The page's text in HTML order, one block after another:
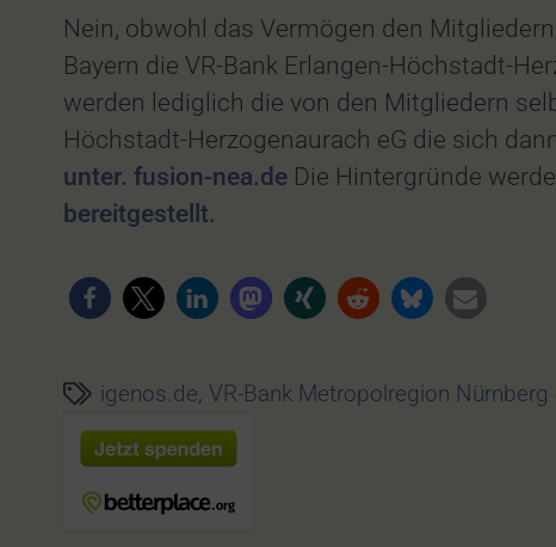
Nein, obwohl das Vermögen den
Bayern die VR-Bank Erlangen-Höchstadt-
werden lediglich die von den Mitgliedern
Höchstadt-Herzogenaurach eG die sich
unter. fusion-nea.deDie Hintergründe
bereitgestellt.
igenos.de,VR-Bank Metropolregion Nürnberg